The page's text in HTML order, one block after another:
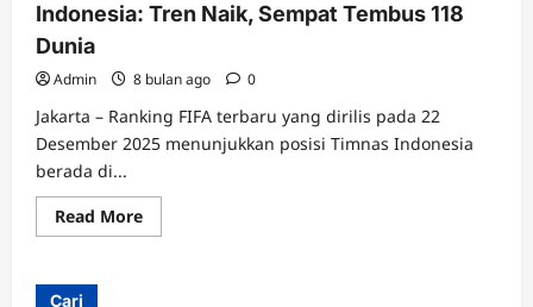
Indonesia: Tren Naik, Sempat Tembus 118
Dunia
Admin 8 bulan ago 0
Jakarta – Ranking FIFA terbaru yang dirilis pada 22
Desember 2025 menunjukkan posisi Timnas Indonesia
berada di...
Read MoreRead
more
Cari